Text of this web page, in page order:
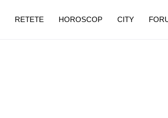
RETETE HOROSCOP CITY
de dureroasă este investigația